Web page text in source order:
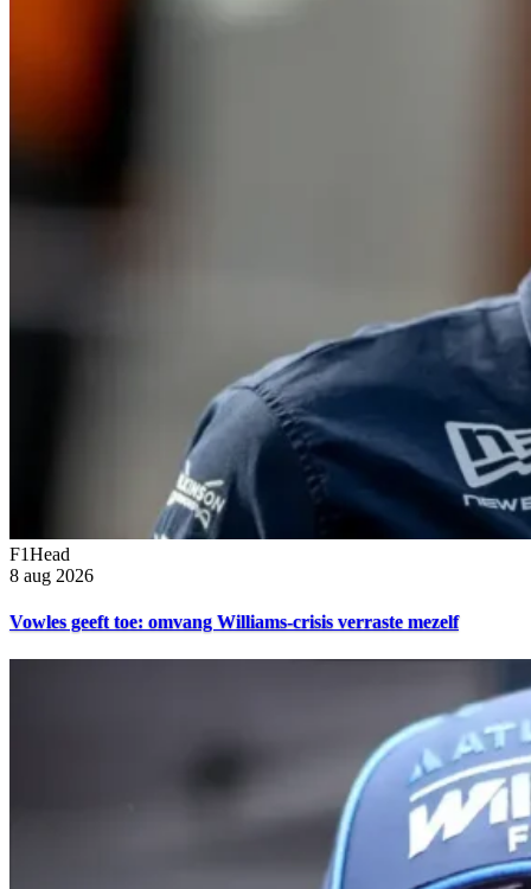
F1Head
8 aug 2026
Vowles geeft toe: omvang Williams-crisis verraste mezelf